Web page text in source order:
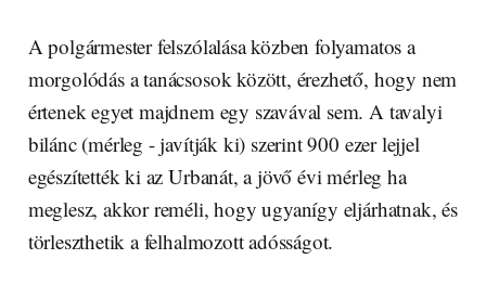
A polgármester felszólalása közben folyamatos a
morgolódás a tanácsosok között, érezhető, hogy nem
értenek egyet majdnem egy szavával sem. A tavalyi
bilánc (mérleg - javítják ki) szerint 900 ezer lejjel
egészítették ki az Urbanát, a jövő évi mérleg ha
meglesz, akkor reméli, hogy ugyanígy eljárhatnak, és
törleszthetik a felhalmozott adósságot.